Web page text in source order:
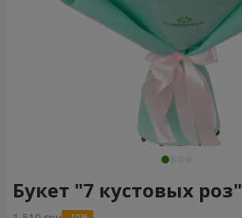
Букет "7 кустовых роз"